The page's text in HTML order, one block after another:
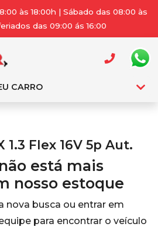
às 18:00h | Sábado das 08:00 às
das 09:00 ás 16:00
CARRO
1.3 Flex 16V 5p Aut.
está mais
nosso estoque
nova busca ou entrar em
para encontrar o veículo